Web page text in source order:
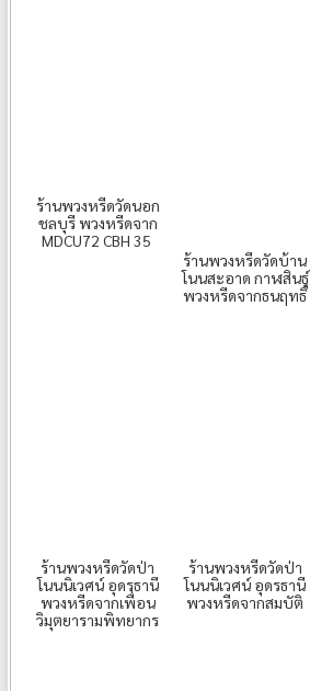
ร้านพวงหรีดวัดนอก
ชลบุรี พวงหรีดจาก
MDCU72 CBH 35
ร้านพวงหรีดวัดบ้าน
โนนสะอาด กาฬสินธุ์
พวงหรีดจากธนฤทธิ์
ร้านพวงหรีดวัดป่า
โนนนิเวศน์ อุดรธานี
พวงหรีดจากเพื่อน
วิมุตยารามพิทยากร
ร้านพวงหรีดวัดป่า
โนนนิเวศน์ อุดรธานี
พวงหรีดจากสมบัติ